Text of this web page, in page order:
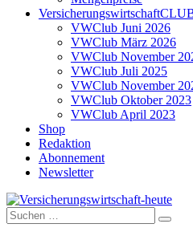
VWClub Juni 2026
VWClub März 2026
VWClub November
VWClub Juli 2025
VWClub November
VWClub Oktober 2023
VWClub April 2023
Shop
Redaktion
Abonnement
Newsletter
Versicherungswirtschaft-heute
Suche
nach: